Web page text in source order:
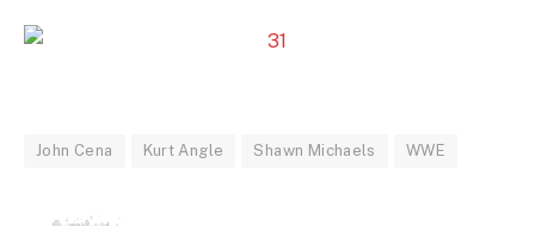
John Cena Kurt Angle Shawn Michaels WWE